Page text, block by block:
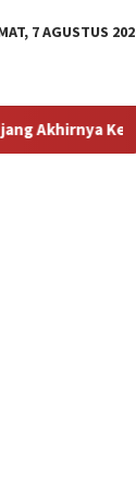
7 AGUSTUS
Melihat